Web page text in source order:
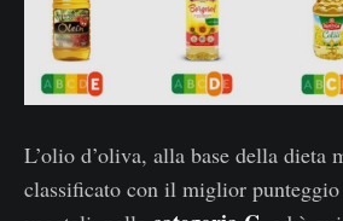
L’olio d’oliva, alla base della dieta
classificato con il miglior